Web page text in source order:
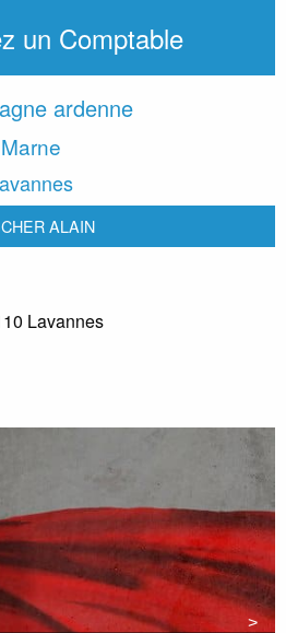
un Comptable
ardenne
Marne
ALAIN
Lavannes
>
>